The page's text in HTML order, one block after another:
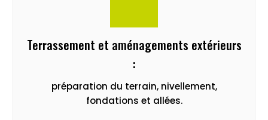
Terrassement et aménagements extérieurs
:
préparation du terrain, nivellement,
fondations et allées.